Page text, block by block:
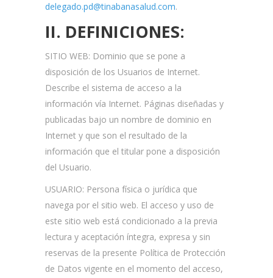
delegado.pd@tinabanasalud.com.
II. DEFINICIONES:
SITIO WEB: Dominio que se pone a
disposición de los Usuarios de Internet.
Describe el sistema de acceso a la
información vía Internet. Páginas diseñadas y
publicadas bajo un nombre de dominio en
Internet y que son el resultado de la
información que el titular pone a disposición
del Usuario.
USUARIO: Persona física o jurídica que
navega por el sitio web. El acceso y uso de
este sitio web está condicionado a la previa
lectura y aceptación íntegra, expresa y sin
reservas de la presente Política de Protección
de Datos vigente en el momento del acceso,